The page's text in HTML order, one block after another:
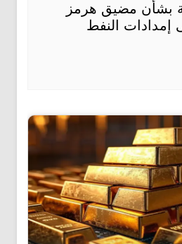
بشأن مضيق هرمز
إمدادات النفط